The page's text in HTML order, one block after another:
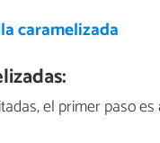
caramelizada
el primer paso es